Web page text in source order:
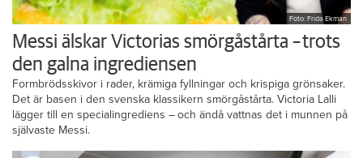
Foto: Frida Ekman
Messi älskar Victorias smörgåstårta – trots
den galna ingrediensen
Formbrödsskivor i rader, krämiga fyllningar och krispiga grönsaker.
Det är basen i den svenska klassikern smörgåstårta. Victoria Lalli
lägger till en specialingrediens – och ändå vattnas det i munnen på
självaste Messi.